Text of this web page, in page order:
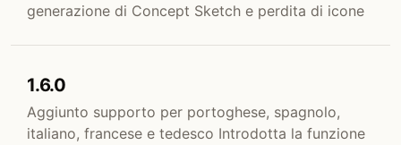
generazione di Concept Sketch e perdita di icone
1.6.0
Aggiunto supporto per portoghese, spagnolo,
italiano, francese e tedesco Introdotta la funzione